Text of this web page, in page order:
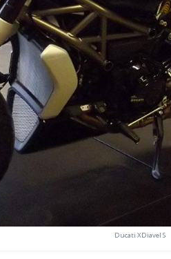
Ducati XDiavel S